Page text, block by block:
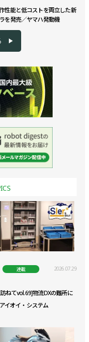
性能と低コストを両立した新
を発売／ヤマハ発動機
連載 2026.07.29
ねてvol.69]物流DXの難所に
イオイ・システム